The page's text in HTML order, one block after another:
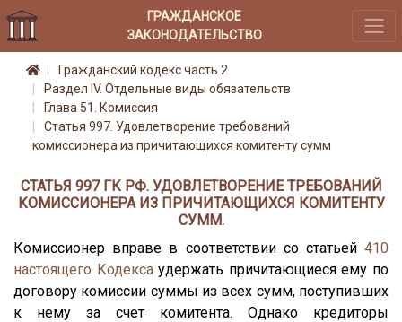
ГРАЖДАНСКОЕ
ЗАКОНОДАТЕЛЬСТВО
Гражданский кодекс часть 2
Раздел IV. Отдельные виды обязательств
Глава 51. Комиссия
Статья 997. Удовлетворение требований
комиссионера из причитающихся комитенту сумм
СТАТЬЯ 997 ГК РФ. УДОВЛЕТВОРЕНИЕ ТРЕБОВАНИЙ
КОМИССИОНЕРА ИЗ ПРИЧИТАЮЩИХСЯ КОМИТЕНТУ
СУММ.
Комиссионер вправе в соответствии со статьей 410
настоящего Кодексаудержать причитающиеся ему по
договору комиссии суммы из всех сумм, поступивших
к нему за счет комитента. Однако кредиторы